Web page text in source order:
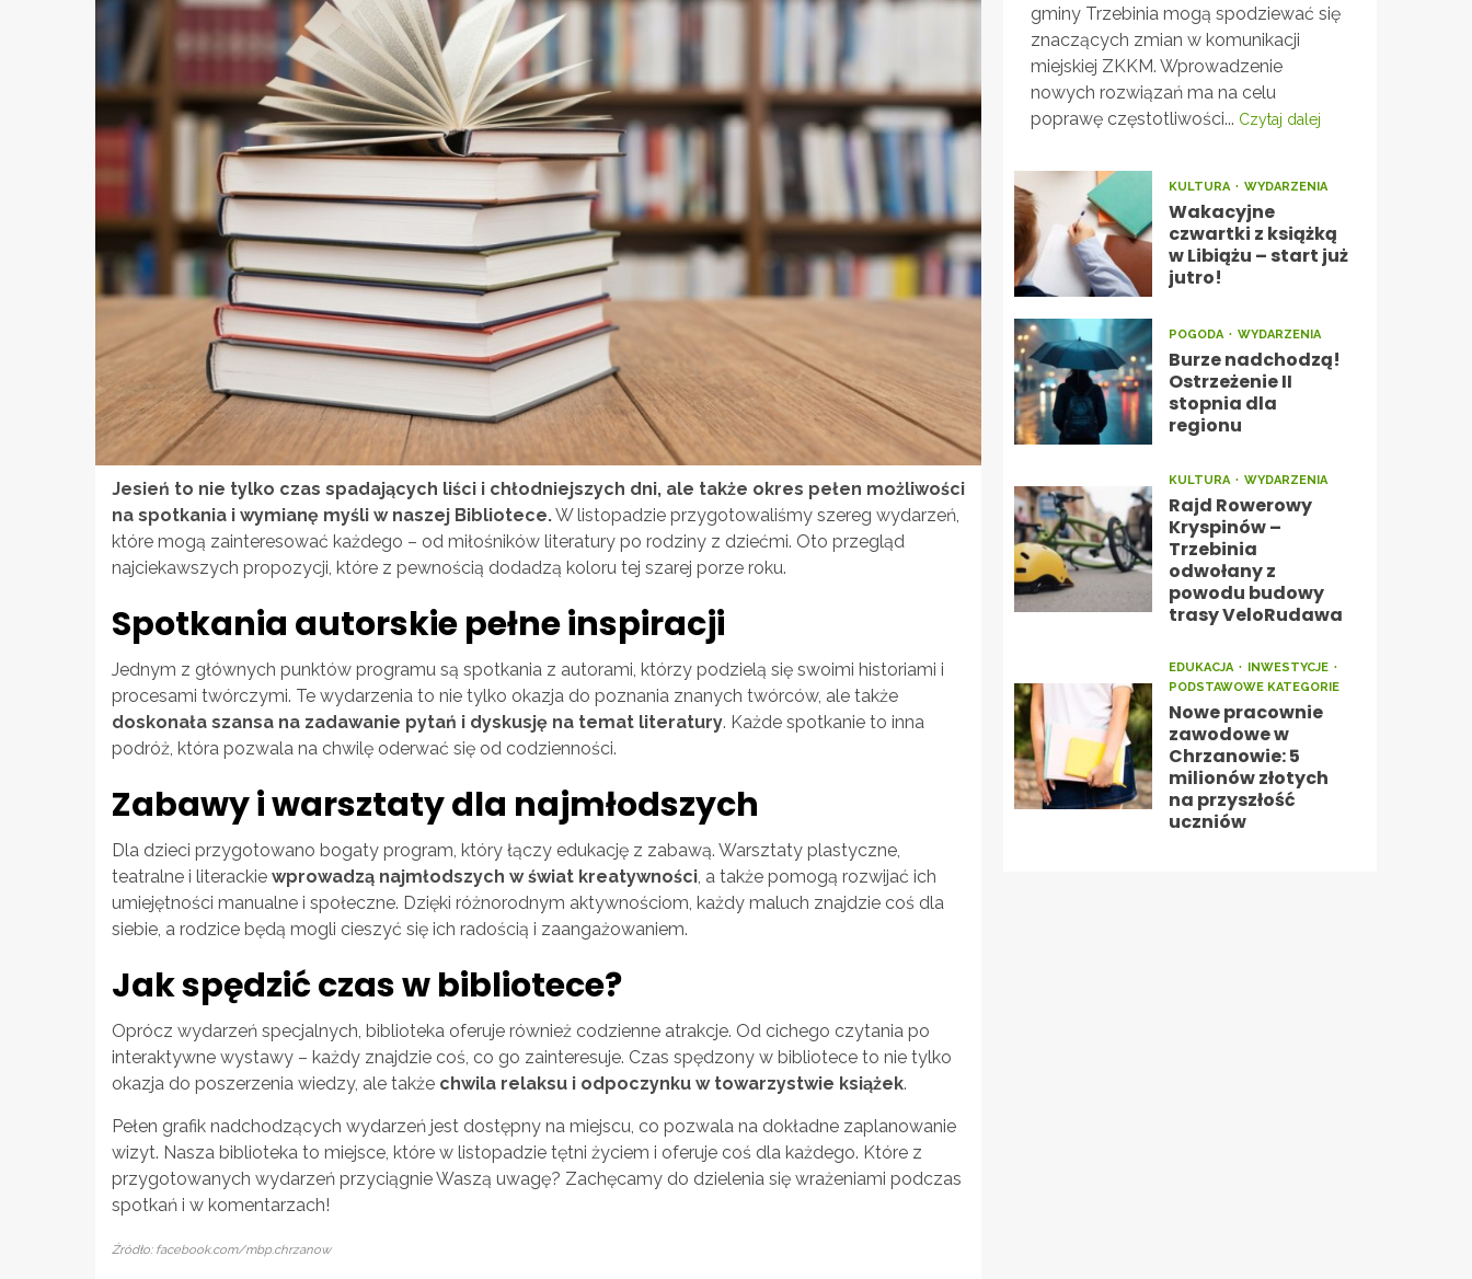
Jesień to nie tylko czas spadających liści i chłodniejszych dni, ale także okres pełen możliwości
na spotkania i wymianę myśli w naszej Bibliotece.W listopadzie przygotowaliśmy szereg wydarzeń,
które mogą zainteresować każdego – od miłośników literatury po rodziny z dziećmi. Oto przegląd
najciekawszych propozycji, które z pewnością dodadzą koloru tej szarej porze roku.
Spotkania autorskie pełne inspiracji
Jednym z głównych punktów programu są spotkania z autorami, którzy podzielą się swoimi historiami i
procesami twórczymi. Te wydarzenia to nie tylko okazja do poznania znanych twórców, ale także
doskonała szansa na zadawanie pytań i dyskusję na temat literatury. Każde spotkanie to inna
podróż, która pozwala na chwilę oderwać się od codzienności.
Zabawy i warsztaty dla najmłodszych
Dla dzieci przygotowano bogaty program, który łączy edukację z zabawą. Warsztaty plastyczne,
teatralne i literackie wprowadzą najmłodszych w świat kreatywności, a także pomogą rozwijać ich
umiejętności manualne i społeczne. Dzięki różnorodnym aktywnościom, każdy maluch znajdzie coś dla
siebie, a rodzice będą mogli cieszyć się ich radością i zaangażowaniem.
Jak spędzić czas w bibliotece?
Oprócz wydarzeń specjalnych, biblioteka oferuje również codzienne atrakcje. Od cichego czytania po
interaktywne wystawy – każdy znajdzie coś, co go zainteresuje. Czas spędzony w bibliotece to nie tylko
okazja do poszerzenia wiedzy, ale także chwila relaksu i odpoczynku w towarzystwie książek.
Pełen grafik nadchodzących wydarzeń jest dostępny na miejscu, co pozwala na dokładne zaplanowanie
wizyt. Nasza biblioteka to miejsce, które w listopadzie tętni życiem i oferuje coś dla każdego. Które z
przygotowanych wydarzeń przyciągnie Waszą uwagę? Zachęcamy do dzielenia się wrażeniami podczas
spotkań i w komentarzach!
Źródło: facebook.com/mbp.chrzanow
gminy Trzebinia mogą spodziewać się
znaczących zmian w komunikacji
miejskiej ZKKM. Wprowadzenie
nowych rozwiązań ma na celu
poprawę częstotliwości... Czytaj dalej
KULTURA WYDARZENIA
Wakacyjne
czwartki z książką
w Libiążu – start już
jutro!
POGODA WYDARZENIA
Burze nadchodzą!
Ostrzeżenie II
stopnia dla
regionu
KULTURA WYDARZENIA
Rajd Rowerowy
Kryspinów –
Trzebinia
odwołany z
powodu budowy
trasy VeloRudawa
EDUKACJA
INWESTYCJE
PODSTAWOWE KATEGORIE
Nowe pracownie
zawodowe w
Chrzanowie: 5
milionów złotych
na przyszłość
uczniów